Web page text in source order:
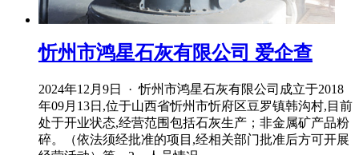
忻州市鸿星石灰有限公司 爱企查
2024年12月9日 · 忻州市鸿星石灰有限公司成立于2018
年09月13日,位于山西省忻州市忻府区豆罗镇韩沟村,目前
处于开业状态,经营范围包括石灰生产；非金属矿产品粉
碎。（依法须经批准的项目,经相关部门批准后方可开展